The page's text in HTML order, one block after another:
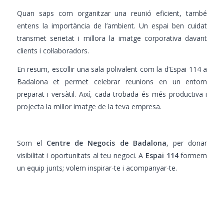
Quan saps com organitzar una reunió eficient, també
entens la importància de l’ambient. Un espai ben cuidat
transmet serietat i millora la imatge corporativa davant
clients i col·laboradors.
En resum, escollir una sala polivalent com la d’Espai 114 a
Badalona et permet celebrar reunions en un entorn
preparat i versàtil. Així, cada trobada és més productiva i
projecta la millor imatge de la teva empresa.
Som el Centre de Negocis de Badalona, per donar
visibilitat i oportunitats al teu negoci. A Espai 114formem
un equip junts; volem inspirar-te i acompanyar-te.